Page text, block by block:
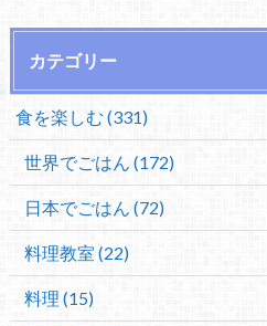
カテゴリー
食を楽しむ (331)
世界でごはん (172)
日本でごはん (72)
料理教室 (22)
料理 (15)